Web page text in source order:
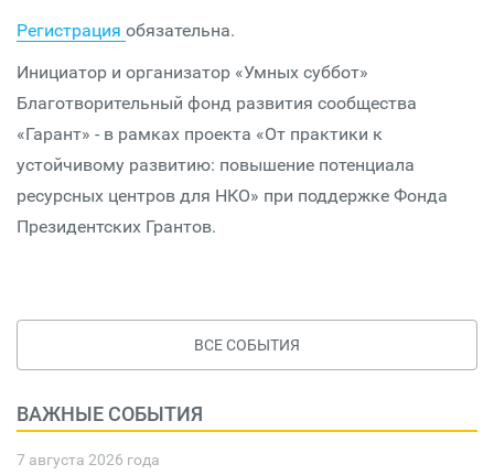
Регистрация обязательна.
Инициатор и организатор «Умных суббот»
Благотворительный фонд развития сообщества
«Гарант» - в рамках проекта «От практики к
устойчивому развитию: повышение потенциала
ресурсных центров для НКО» при поддержке Фонда
Президентских Грантов.
ВСЕ СОБЫТИЯ
ВАЖНЫЕ СОБЫТИЯ
7 августа 2026 года